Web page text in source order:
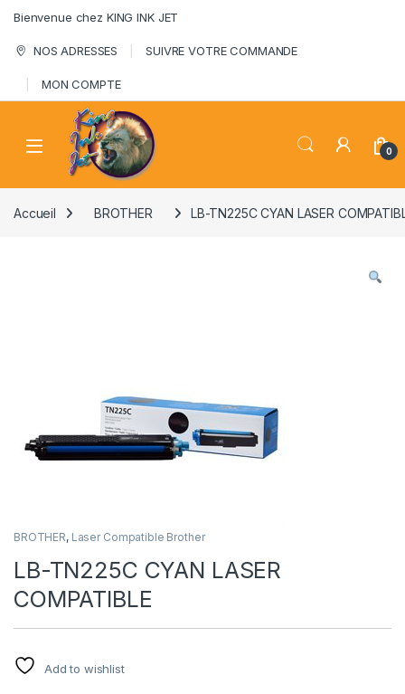
Bienvenue chez KING INK JET
NOS ADRESSES SUIVRE VOTRE COMMANDE
MON COMPTE
0
Accueil BROTHER LB-TN225C CYAN LASER
BROTHER, Laser Compatible Brother
LB-TN225C CYAN LASER
COMPATIBLE
Add to wishlist